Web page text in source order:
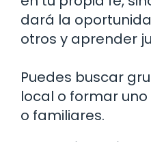
dará la
otros y aprender
Puedes buscar
local o formar
o familiares.